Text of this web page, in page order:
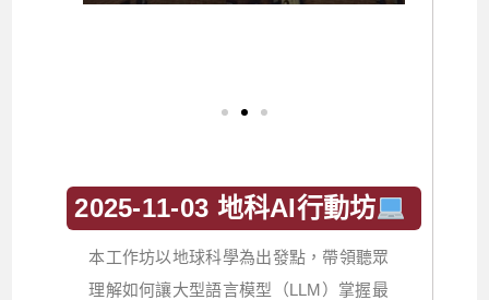
2025-11-03 地科AI行動坊
本工作坊以地球科學為出發點，帶領聽眾
理解如何讓大型語言模型（LLM）掌握最